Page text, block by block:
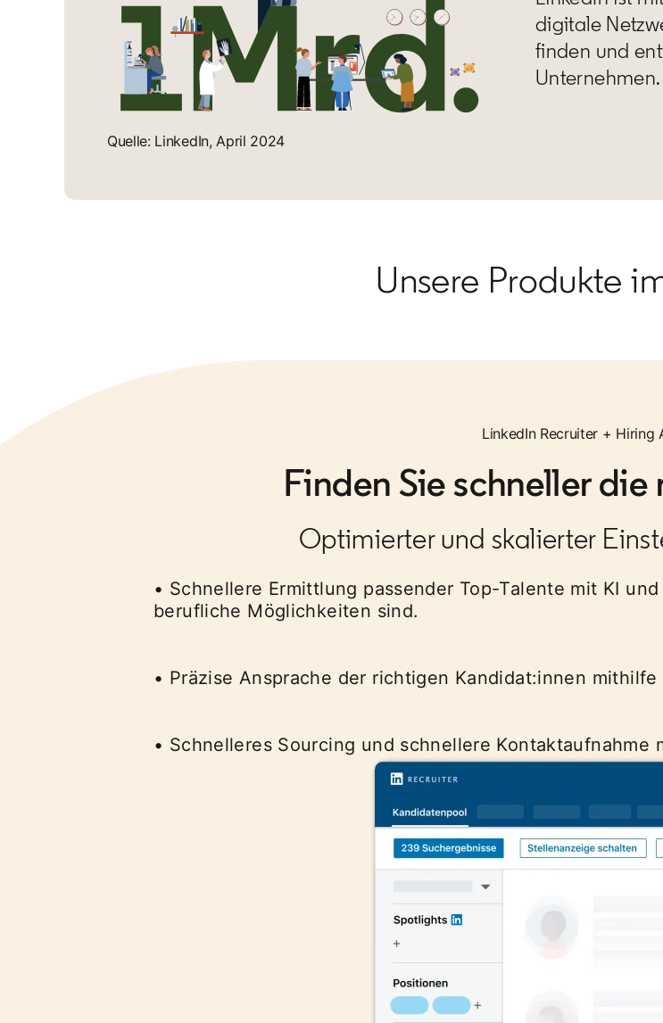
Quelle: LinkedIn, April 2024
digitale
finden und
Unternehmen.
Unsere Produkte
LinkedIn Recruiter + Hiring
Finden Sie schneller
Optimierter und skalierter
• Schnellere Ermittlung passender Top-Talente mit KI
berufliche Möglichkeiten sind​.
• Präzise Ansprache der richtigen Kandidat:innen
• Schnelleres Sourcing und schnellere Kontaktaufnahme